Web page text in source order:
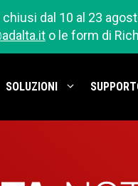
chiusi dal 10 al 23
o le form di
SOLUZIONI